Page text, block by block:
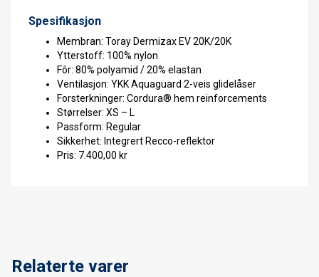
Spesifikasjon
Membran: Toray Dermizax EV 20K/20K
Ytterstoff: 100% nylon
Fôr: 80% polyamid / 20% elastan
Ventilasjon: YKK Aquaguard 2-veis glidelåser
Forsterkninger: Cordura® hem reinforcements
Størrelser: XS – L
Passform: Regular
Sikkerhet: Integrert Recco-reflektor
Pris: 7.400,00 kr
Relaterte varer